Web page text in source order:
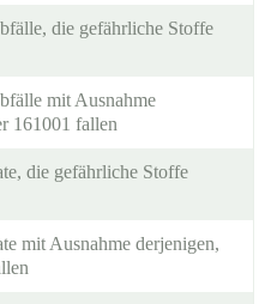
die gefährliche Stoffe
mit Ausnahme
161001 fallen
die gefährliche Stoffe
mit Ausnahme derjenigen,